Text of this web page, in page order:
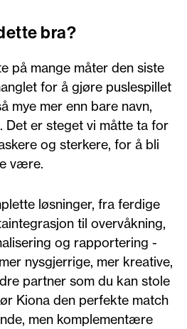
bra?
på mange måter den siste
for å gjøre puslespillet
mye mer enn bare navn,
Det er steget vi måtte ta for
og sterkere, for å bli
være.
løsninger, fra ferdige
til overvåkning,
og rapportering -
nysgjerrige, mer kreative,
partner som du kan stole
Kiona den perfekte match
men komplementære